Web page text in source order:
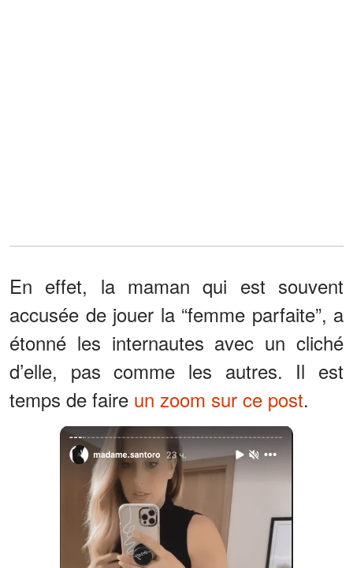
En effet, la maman qui est souvent
accusée de jouer la “femme parfaite”, a
étonné les internautes avec un cliché
d’elle, pas comme les autres. Il est
temps de faire un zoom sur ce post.